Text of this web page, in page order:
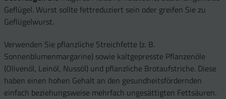
Geflügel. Wurst sollte fettreduziert sein oder greifen Sie zu
Geflügelwurst.
Verwenden Sie pflanzliche Streichfette (z. B.
Sonnenblumenmargarine) sowie kaltgepresste Pflanzenöle
(Olivenöl, Leinöl, Nussöl) und pflanzliche Brotaufstriche. Diese
haben einen hohen Gehalt an den gesundheitsfördernden
einfach beziehungsweise mehrfach ungesättigten Fettsäuren.